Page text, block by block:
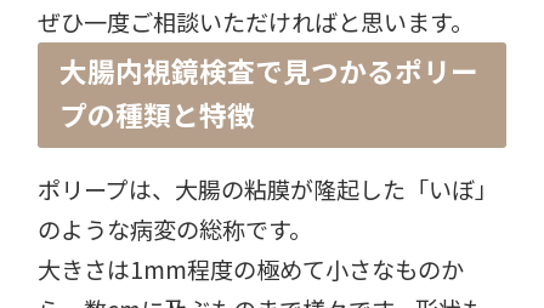
ぜひ一度ご相談いただければと思います。
大腸内視鏡検査で見つかるポリー
プの種類と特徴
ポリープは、大腸の粘膜が隆起した「いぼ」
のような病変の総称です。
大きさは1mm程度の極めて小さなものか